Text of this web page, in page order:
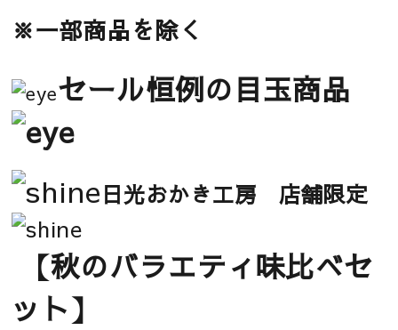
※一部商品を除く
セール恒例の目玉商品
日光おかき工房 店舗限定
【秋のバラエティ味比べセ
ット】